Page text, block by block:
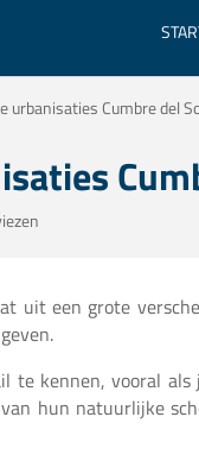
urbanisaties Cumbre del
uit een grote
te kennen, vooral
hun natuurlijke